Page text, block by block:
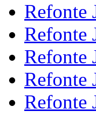
Refonte
Refonte
Refonte
Refonte
Refonte